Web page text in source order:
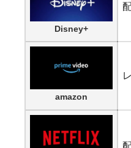
Disney+
amazon